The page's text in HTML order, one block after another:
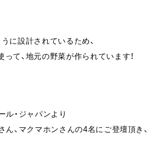
に設計されているため、
て、地元の野菜が作られています！
ル・ジャパンより
ん、マクマホンさんの4名にご登壇頂き、